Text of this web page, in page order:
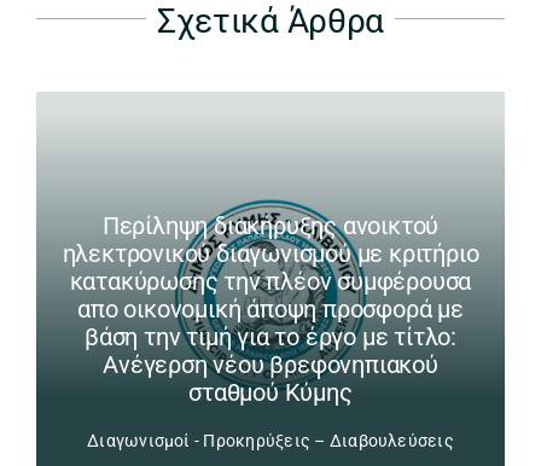
Σχετικά Άρθρα
Περίληψη διακήρυξης ανοικτού
ηλεκτρονικού διαγωνισμού με κριτήριο
κατακύρωσης την πλέον συμφέρουσα
απο οικονομική άποψη προσφορά με
βάση την τιμή για το έργο με τίτλο:
Ανέγερση νέου βρεφονηπιακού
σταθμού Κύμης
Διαγωνισμοί - Προκηρύξεις – Διαβουλεύσεις